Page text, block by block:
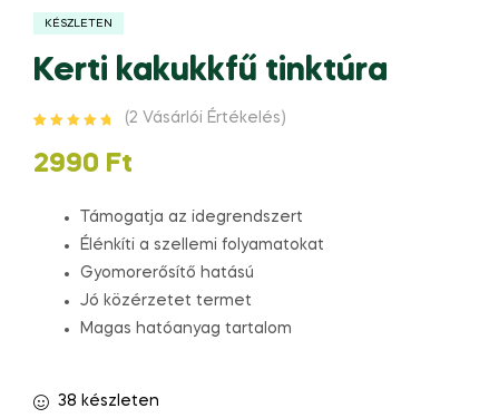
KÉSZLETEN
Kerti kakukkfű tinktúra
5.00az 5-ből,
(2 Vásárlói Értékelés)
2990 Ft
Támogatja az idegrendszert
Élénkíti a szellemi folyamatokat
Gyomorerősítő hatású
Jó közérzetet termet
Magas hatóanyag tartalom
38 készleten